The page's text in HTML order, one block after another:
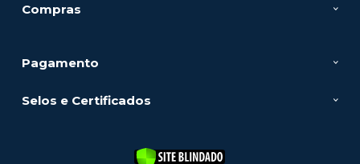
Compras
Pagamento
Selos e Certificados